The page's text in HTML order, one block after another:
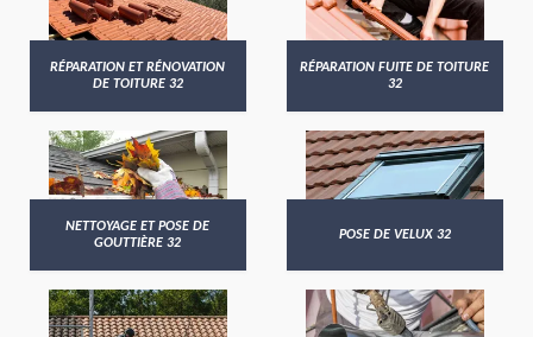
RÉPARATION ET RÉNOVATION
DE TOITURE 32
RÉPARATION FUITE DE TOITURE
32
NETTOYAGE ET POSE DE
GOUTTIÈRE 32
POSE DE VELUX 32